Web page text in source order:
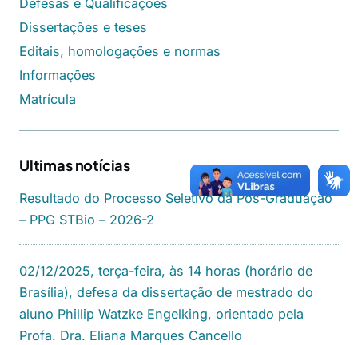
Dissertações e teses
Editais, homologações e normas
Informações
Matrícula
Ultimas notícias
Resultado do Processo Seletivo da Pós-Graduação
– PPG STBio – 2026-2
02/12/2025, terça-feira, às 14 horas (horário de
Brasília), defesa da dissertação de mestrado do
aluno Phillip Watzke Engelking, orientado pela
Profa. Dra. Eliana Marques Cancello